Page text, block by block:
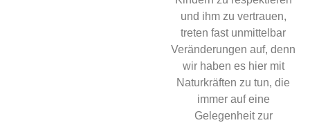
und ihm zu vertrauen,
treten fast unmittelbar
Veränderungen auf, denn
wir haben es hier mit
Naturkräften zu tun, die
immer auf eine
Gelegenheit zur